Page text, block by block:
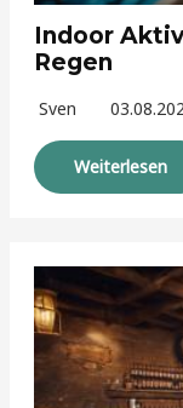
Indoor
Regen
Sven
Weiterlesen